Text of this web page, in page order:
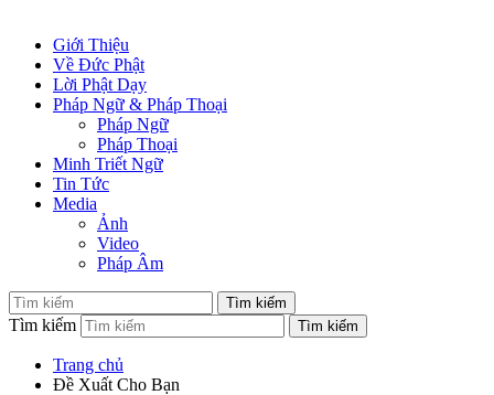
Giới Thiệu
Về Đức Phật
Lời Phật Dạy
Pháp Ngữ & Pháp Thoại
Pháp Ngữ
Pháp Thoại
Minh Triết Ngữ
Tin Tức
Media
Ảnh
Video
Pháp Âm
Tìm kiếm
Trang chủ
Đề Xuất Cho Bạn